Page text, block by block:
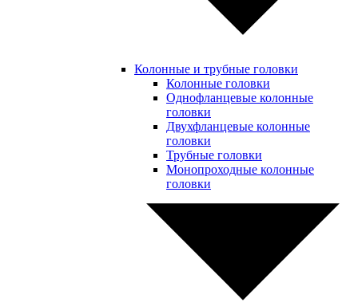
Колонные и трубные головки
Колонные головки
Однофланцевые колонные
головки
Двухфланцевые колонные
головки
Трубные головки
Монопроходные колонные
головки